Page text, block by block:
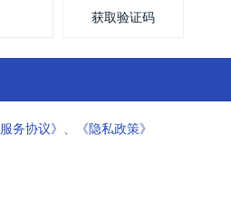
获取验证码
务协议》 、 《隐私政策》